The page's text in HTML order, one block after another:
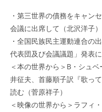
・第三世界の債務をキャ
会議に出席して（北沢洋子）
・全国民族民主運動連合の
代表団及び会議議題」発表
＜本の世界から＞B・シュ
井征夫、首藤順子訳『歌っ
読む（菅原祥子）
＜映像の世界から＞ラフィ